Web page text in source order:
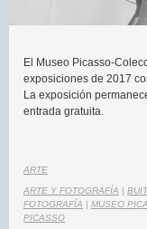
El Museo Picasso-
exposiciones de 2017
La exposición
entrada gratuita.
ARTE
ARTE Y FOTOGRAFÍA |
FOTOGRAFÍA | MUSEO
PICASSO